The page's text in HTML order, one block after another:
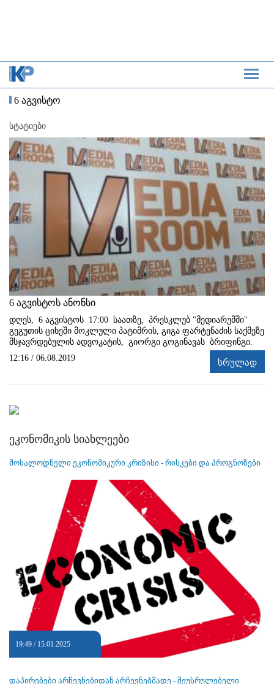
6 აგვისტო
სტატიები
6 აგვისტოს ანონსი
დღეს, 6 აგვისტოს 17:00 საათზე, პრესკლუბ "მედიარუმში"
გეგუთის ციხეში მოკლული პატიმრის, გიგა ფარტენაძის საქმეზე
მსჯავრდებულის ადვოკატის, გიორგი გოგინავას ბრიფინგი.
12:16 / 06.08.2019
სრულად
ეკონომიკის სიახლეები
მოსალოდნელი ეკონომიკური კრიზისი - რისკები და პროგნოზები
19:49 / 15.01.2025
დაპირებები არჩევნებიდან არჩევნებმადე - შეუსრულებელი